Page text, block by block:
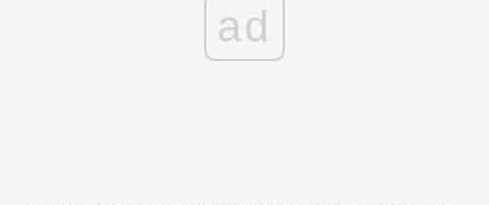
ad